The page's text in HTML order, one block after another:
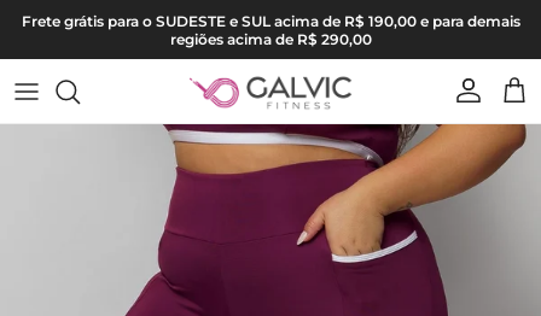
Pular para o conteúdo
Frete grátis para o SUDESTE e SUL acima de R$ 190,00 e para demais
regiões acima de R$ 290,00
Conta
Pular para as informações do produto